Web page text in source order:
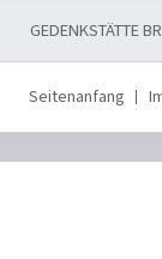
GEDENKSTÄTTE
Seitenanfang